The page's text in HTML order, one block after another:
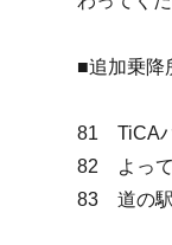
■追加乗降
81 TiCA
82 よって
83 道の駅